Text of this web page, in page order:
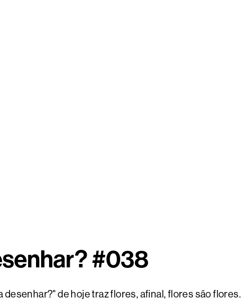
#038
de hoje traz flores, afinal, flores são flores.